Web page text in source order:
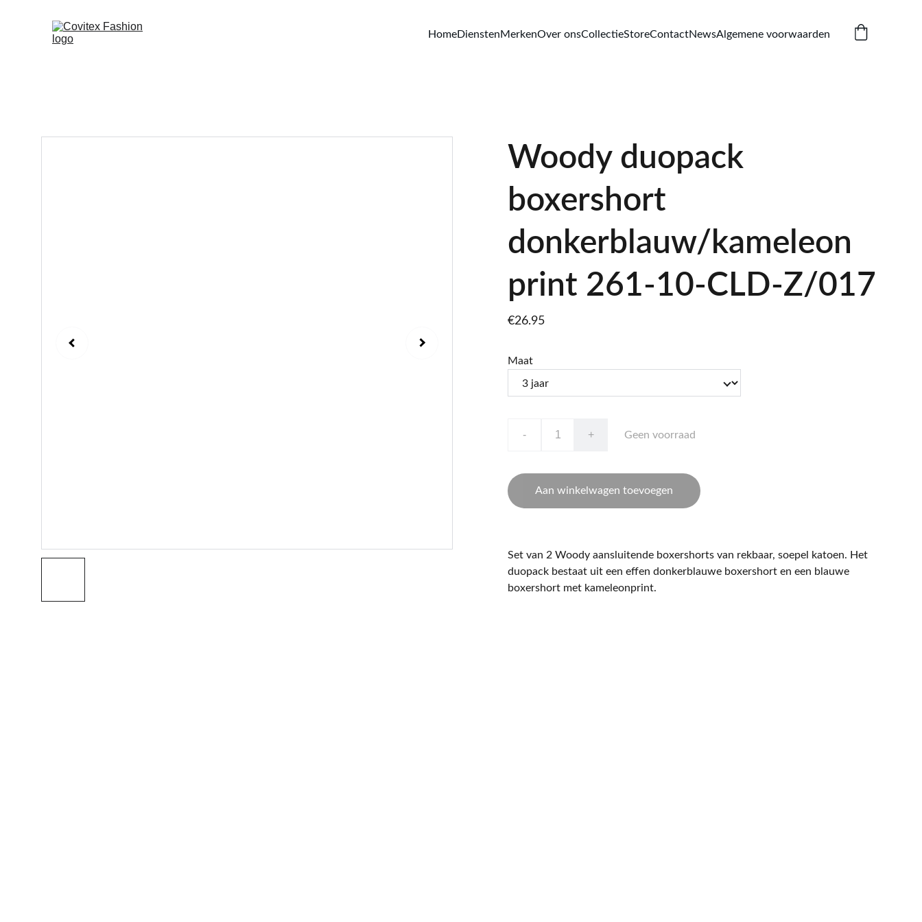
HomeDienstenMerkenOver onsCollectieStoreContactNewsAlgemene voorwaarden
Woody duopack
boxershort
donkerblauw/kameleon
print 261-10-CLD-Z/017
€26.95
Maat
- + Geen voorraad
Aan winkelwagen toevoegen
Set van 2 Woody aansluitende boxershorts van rekbaar, soepel katoen. Het
duopack bestaat uit een effen donkerblauwe boxershort en een blauwe
boxershort met kameleonprint.